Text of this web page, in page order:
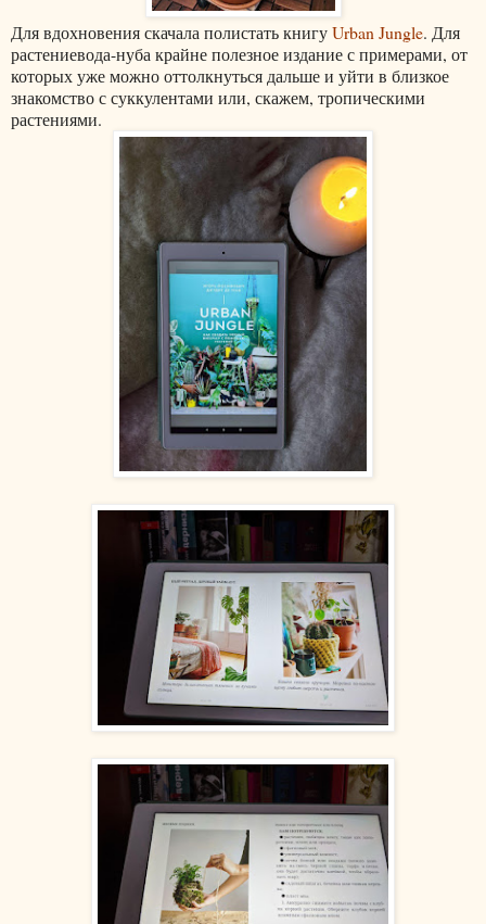
Для вдохновения скачала полистать книгуUrban Jungle. Для
растениевода-нуба крайне полезное издание с примерами, от
которых уже можно оттолкнуться дальше и уйти в близкое
знакомство с суккулентами или, скажем, тропическими
растениями.